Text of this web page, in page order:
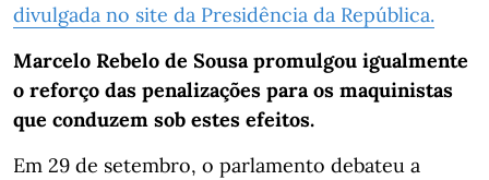
divulgada no site da Presidência da República.
Marcelo Rebelo de Sousa promulgou igualmente
o reforço das penalizações para os maquinistas
que conduzem sob estes efeitos.
Em 29 de setembro, o parlamento debateu a